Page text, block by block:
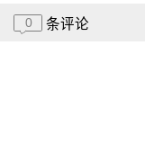
0 条评论